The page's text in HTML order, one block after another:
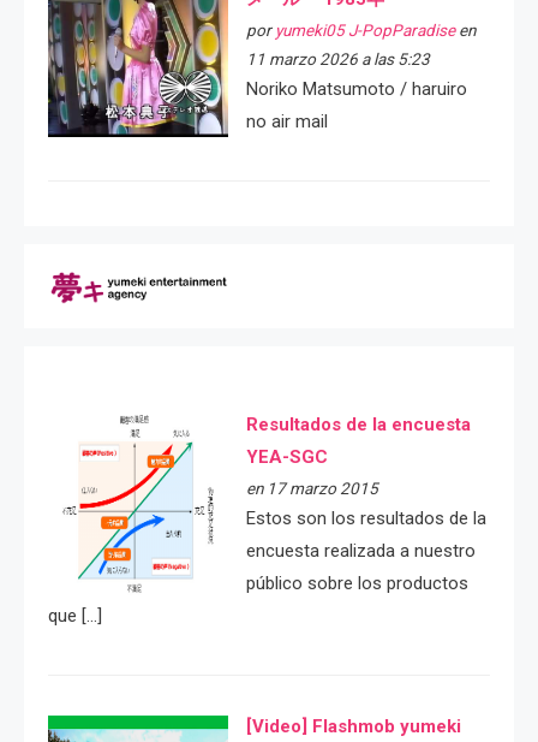
por yumeki05 J-PopParadiseen
11 marzo 2026 a las 5:23
Noriko Matsumoto / haruiro
no air mail
Resultados de la encuesta
YEA-SGC
en 17 marzo 2015
Estos son los resultados de la
encuesta realizada a nuestro
público sobre los productos
que […]
[Video] Flashmob yumeki